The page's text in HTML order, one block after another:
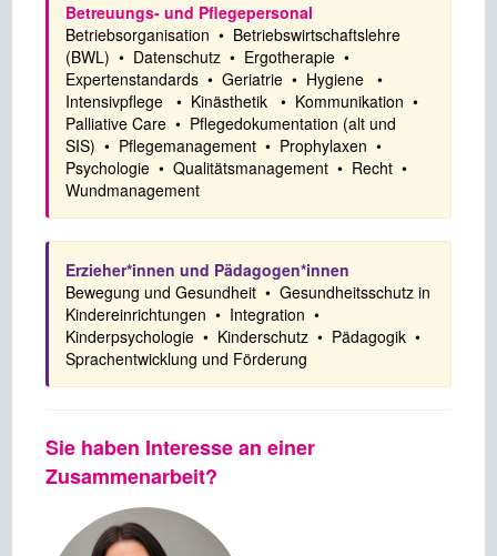
Betreuungs- und Pflegepersonal
Betriebsorganisation • Betriebswirtschaftslehre
(BWL) • Datenschutz • Ergotherapie •
Expertenstandards • Geriatrie • Hygiene •
Intensivpflege • Kinästhetik • Kommunikation •
Palliative Care • Pflegedokumentation (alt und
SIS) • Pflegemanagement • Prophylaxen •
Psychologie • Qualitätsmanagement • Recht •
Wundmanagement
Erzieher*innen und Pädagogen*innen
Bewegung und Gesundheit • Gesundheitsschutz in
Kindereinrichtungen • Integration •
Kinderpsychologie • Kinderschutz • Pädagogik •
Sprachentwicklung und Förderung
Sie haben Interesse an einer
Zusammenarbeit?